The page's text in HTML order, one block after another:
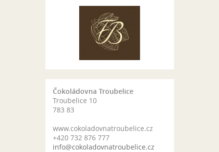
Čokoládovna Troubelice
Troubelice 10
783 83
www.cokoladovnatroubelice.cz
+420 732 876 777
info@cokoladovnatroubelice.cz